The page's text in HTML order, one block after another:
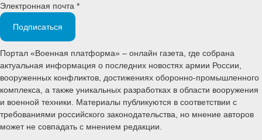
Электронная почта *
Подписаться
Портал «Военная платформа» – онлайн газета, где собрана
актуальная информация о последних новостях армии России,
вооруженных конфликтов, достижениях оборонно-промышленного
комплекса, а также уникальных разработках в области вооружения
и военной техники. Материалы публикуются в соответствии с
требованиями российского законодательства, но мнение авторов
может не совпадать с мнением редакции.